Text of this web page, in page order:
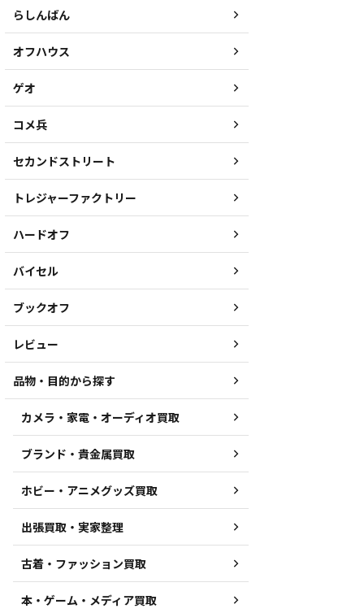
らしんばん
オフハウス
ゲオ
コメ兵
セカンドストリート
トレジャーファクトリー
ハードオフ
バイセル
ブックオフ
レビュー
品物・目的から探す
カメラ・家電・オーディオ買取
ブランド・貴金属買取
ホビー・アニメグッズ買取
出張買取・実家整理
古着・ファッション買取
本・ゲーム・メディア買取